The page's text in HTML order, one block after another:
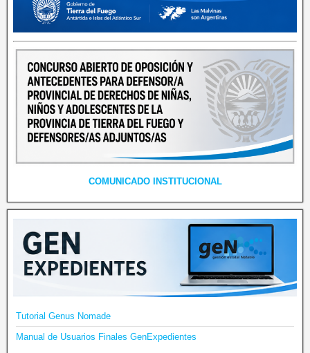
COMUNICADO INSTITUCIONAL
Tutorial Genus Nomade
Manual de Usuarios Finales GenExpedientes